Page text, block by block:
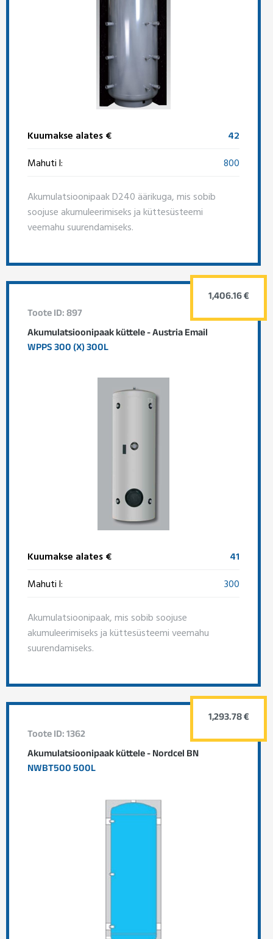
Kuumakse alates €
42
Mahuti l:
800
Akumulatsioonipaak D240 äärikuga, mis sobib
soojuse akumuleerimiseks ja küttesüsteemi
veemahu suurendamiseks.
Toote ID: 897
Akumulatsioonipaak küttele - Austria Email
WPPS 300 (X) 300L
Kuumakse alates €
41
Mahuti l:
300
Akumulatsioonipaak, mis sobib soojuse
akumuleerimiseks ja küttesüsteemi veemahu
suurendamiseks.
1,406.16 €
Toote ID: 1362
Akumulatsioonipaak küttele - Nordcel BN
NWBT500 500L
1,293.78 €